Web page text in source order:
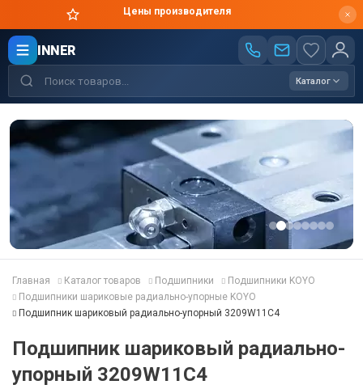
Цены производителя
INNER
Каталог
Главная Каталог товаров Подшипники
Подшипники KOYO
Подшипники шариковые радиально-упорные KOYO
Подшипник шариковый радиально-упорный 3209W11C4
Подшипник шариковый радиально-
упорный 3209W11C4